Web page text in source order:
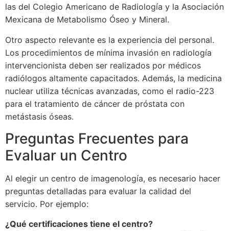
las del Colegio Americano de Radiología y la Asociación
Mexicana de Metabolismo Óseo y Mineral.
Otro aspecto relevante es la experiencia del personal.
Los procedimientos de mínima invasión en radiología
intervencionista deben ser realizados por médicos
radiólogos altamente capacitados. Además, la medicina
nuclear utiliza técnicas avanzadas, como el radio-223
para el tratamiento de cáncer de próstata con
metástasis óseas.
Preguntas Frecuentes para
Evaluar un Centro
Al elegir un centro de imagenología, es necesario hacer
preguntas detalladas para evaluar la calidad del
servicio. Por ejemplo:
¿Qué certificaciones tiene el centro?